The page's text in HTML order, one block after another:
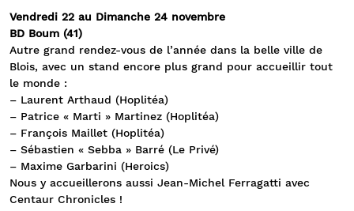
Vendredi 22 au Dimanche 24 novembre
BD Boum (41)
Autre grand rendez-vous de l’année dans la belle ville de
Blois, avec un stand encore plus grand pour accueillir tout
le monde :
– Laurent Arthaud (Hoplitéa)
– Patrice « Marti » Martinez (Hoplitéa)
– François Maillet (Hoplitéa)
– Sébastien « Sebba » Barré (Le Privé)
– Maxime Garbarini (Heroics)
Nous y accueillerons aussi Jean-Michel Ferragatti avec
Centaur Chronicles !